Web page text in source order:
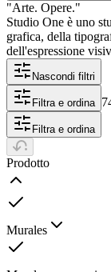
"Arte. Opere."
Studio One è uno
grafica, della
dell'espressione
Nascondi filtri
Filtra e ordina
Filtra e ordina
Prodotto
Murales